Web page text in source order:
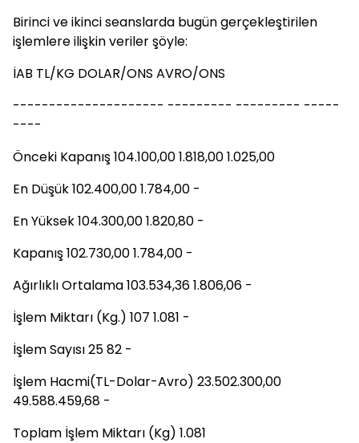
Birinci ve ikinci seanslarda bugün gerçekleştirilen
işlemlere ilişkin veriler şöyle:
İAB TL/KG DOLAR/ONS AVRO/ONS
--------------------- --------- --------- -----
----
Önceki Kapanış 104.100,00 1.818,00 1.025,00
En Düşük 102.400,00 1.784,00 -
En Yüksek 104.300,00 1.820,80 -
Kapanış 102.730,00 1.784,00 -
Ağırlıklı Ortalama 103.534,36 1.806,06 -
İşlem Miktarı (Kg.) 107 1.081 -
İşlem Sayısı 25 82 -
İşlem Hacmi(TL-Dolar-Avro) 23.502.300,00
49.588.459,68 -
Toplam İşlem Miktarı (Kg) 1.081